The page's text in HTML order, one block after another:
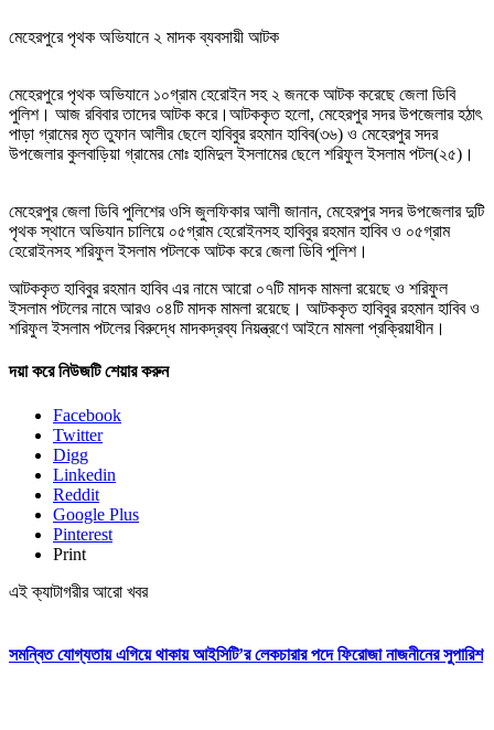
মেহেরপুরে পৃথক অভিযানে ২ মাদক ব্যবসায়ী আটক
মেহেরপুরে পৃথক অভিযানে ১০গ্রাম হেরোইন সহ ২ জনকে আটক করেছে জেলা ডিবি
পুলিশ। আজ রবিবার তাদের আটক করে।আটককৃত হলো, মেহেরপুর সদর উপজেলার হঠাৎ
পাড়া গ্রামের মৃত তুফান আলীর ছেলে হাবিবুর রহমান হাবিব(৩৬) ও মেহেরপুর সদর
উপজেলার কুলবাড়িয়া গ্রামের মোঃ হামিদুল ইসলামের ছেলে শরিফুল ইসলাম পটল(২৫)।
মেহেরপুর জেলা ডিবি পুলিশের ওসি জুলফিকার আলী জানান, মেহেরপুর সদর উপজেলার দুটি
পৃথক স্থানে অভিযান চালিয়ে ০৫গ্রাম হেরোইনসহ হাবিবুর রহমান হাবিব ও ০৫গ্রাম
হেরোইনসহ শরিফুল ইসলাম পটলকে আটক করে জেলা ডিবি পুলিশ।
আটককৃত হাবিবুর রহমান হাবিব এর নামে আরো ০৭টি মাদক মামলা রয়েছে ও শরিফুল
ইসলাম পটলের নামে আরও ০৪টি মাদক মামলা রয়েছে। আটককৃত হাবিবুর রহমান হাবিব ও
শরিফুল ইসলাম পটলের বিরুদ্ধে মাদকদ্রব্য নিয়ন্ত্রণে আইনে মামলা প্রক্রিয়াধীন।
দয়া করে নিউজটি শেয়ার করুন
Facebook
Twitter
Digg
Linkedin
Reddit
Google Plus
Pinterest
Print
এই ক্যাটাগরীর আরো খবর
সমন্বিত যোগ্যতায় এগিয়ে থাকায় আইসিটি’র লেকচারার পদে ফিরোজা নাজনীনের সুপারিশ